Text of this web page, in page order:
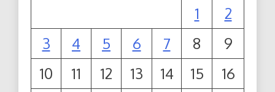
1
2
3
4 5 6 7 8
9
10
11 12 13 14 15
16